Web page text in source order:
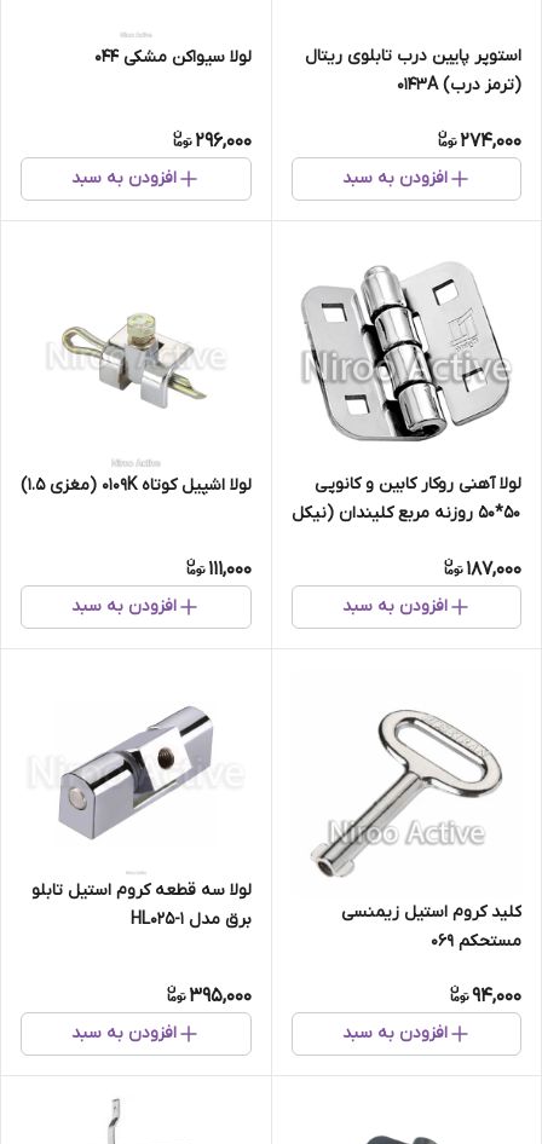
استوپر پایین درب تابلوی ریتال
(ترمز درب) ۰۱۴۳A
274,000
افزودن به سبد
لولا سیواکن مشکی ۰۴۴
296,000
افزودن به سبد
لولا آهنی روکار کابین و کانوپی
۵۰*۵۰ روزنه مربع کلیندان (نیکل
187,000
افزودن به سبد
لولا اشپیل کوتاه ۰۱۰۹K (مغزی 1.5)
111,000
افزودن به سبد
کلید کروم استیل زیمنسی
مستحکم ۰۶۹
94,000
افزودن به سبد
لولا سه قطعه کروم استیل تابلو
برق مدل HL025-1
395,000
افزودن به سبد